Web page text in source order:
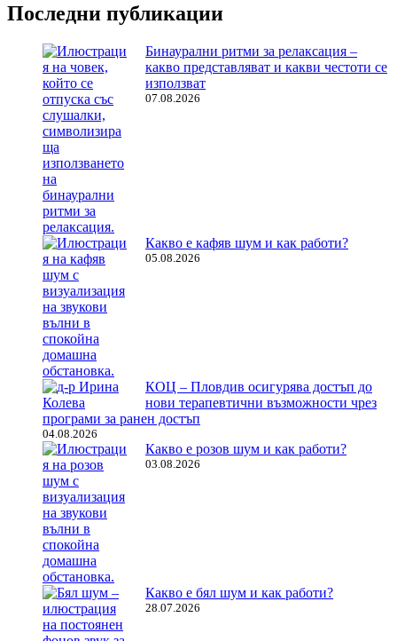
Последни публикации
Бинаурални ритми за релаксация –
какво представляват и какви честоти се
използват
07.08.2026
Какво е кафяв шум и как работи?
05.08.2026
КОЦ – Пловдив осигурява достъп до
нови терапевтични възможности чрез
програми за ранен достъп
04.08.2026
Какво е розов шум и как работи?
03.08.2026
Какво е бял шум и как работи?
28.07.2026